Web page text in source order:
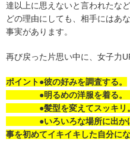
達以上に思えないと言われたな
どの理由にしても、相手にはあ
事実があります。
再び戻った片思い中に、女子力
ポイント●彼の好みを調査する。
●明るめの洋服を着る。（
●髪型を変えてスッキリ。
●いろいろな場所に出かけ
事を初めてイキイキした自分にな